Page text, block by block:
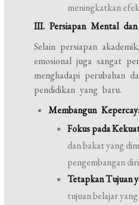
meningkatkan
III. Persiapan Mental dan
Selain persiapan
emosional juga sangat
menghadapi perubahan
pendidikan yang baru.
Membangun
Fokus pada
dan bakat yang
pengembangan
Tetapkan Tujuan
tujuan belajar